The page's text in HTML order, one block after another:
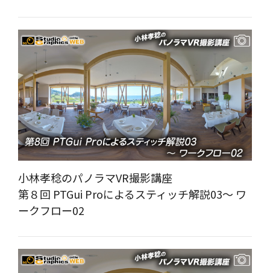
小林孝稔のパノラマVR撮影講座
第８回 PTGui Proによるスティッチ解説03～ ワ
ークフロー02